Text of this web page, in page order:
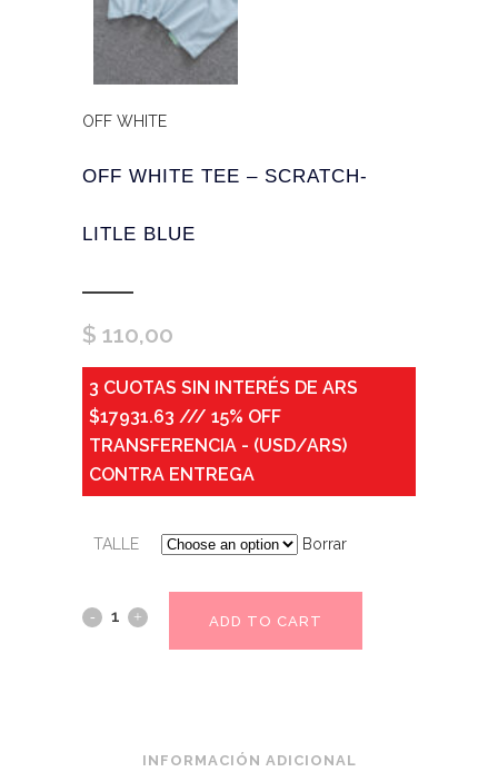
OFF WHITE
OFF WHITE TEE – SCRATCH-
LITLE BLUE
$ 110,00
3 CUOTAS SIN INTERÉS DE ARS
$17931.63 /// 15% OFF
TRANSFERENCIA - (USD/ARS)
CONTRA ENTREGA
TALLE Borrar
ADD TO CART
INFORMACIÓN ADICIONAL